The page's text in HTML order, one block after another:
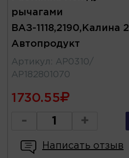
рычагами
ВАЗ-1118,2190,Калина 2
Автопродукт
Артикул : АР0310/
АР182801070
1730.55
- +
Написать отзыв